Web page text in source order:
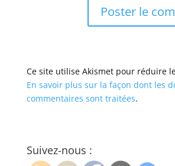
Ce site utilise Akismet pour réduire
En savoir plus sur la façon dont les
commentaires sont traitées.
Suivez-nous :